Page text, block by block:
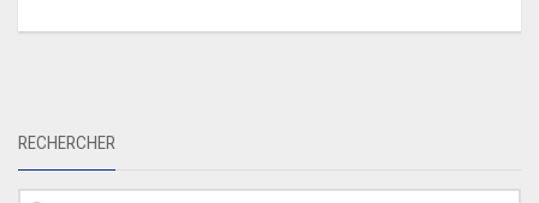
RECHERCHER